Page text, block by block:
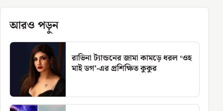
আরও পড়ুন
রাভিনা ট্যান্ডনের জামা কামড়ে ধরল ‘ওহ
মাই ডগ’-এর প্রশিক্ষিত কুকুর